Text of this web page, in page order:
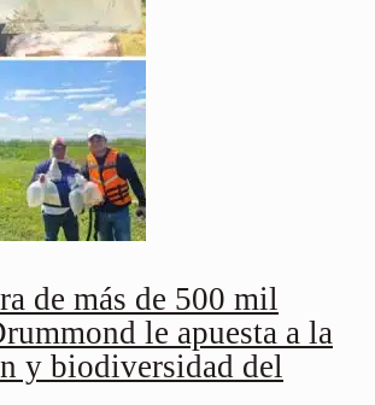
de más de 500 mil
le apuesta a la
y biodiversidad del